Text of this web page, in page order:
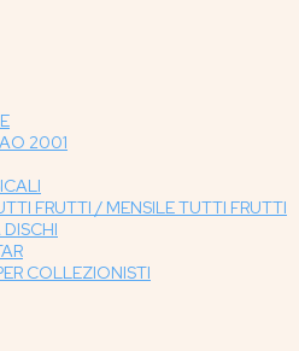
2001
FRUTTI / MENSILE TUTTI FRUTTI
COLLEZIONISTI